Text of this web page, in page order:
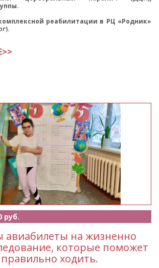
реабилитации в РЦ «Родник»
руб.
авиабилеты на жизненно
которые поможет
ходить.